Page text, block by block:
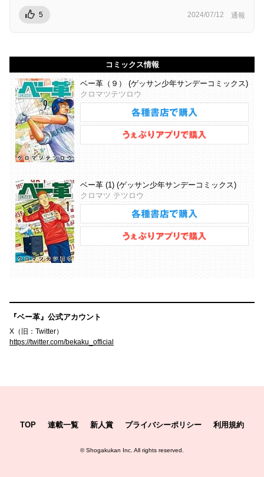
5 2024/07/12 通報
コミックス情報
ベー革（９） (ゲッサン少年サンデーコミックス)
クロマツテツロウ
ベー革 (1) (ゲッサン少年サンデーコミックス)
クロマツ テツロウ
『ベー革』公式アカウント
X（旧：Twitter）
https://twitter.com/bekaku_official
TOP 連載一覧 新人賞 プライバシーポリシー 利用規約
©Shogakukan Inc. All rights reserved.